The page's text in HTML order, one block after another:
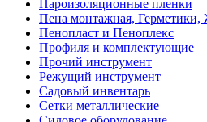
Пароизоляционные пленки
Пена монтажная, Герметики,
Пенопласт и Пеноплекс
Профиля и комплектующие
Прочий инструмент
Режущий инструмент
Садовый инвентарь
Сетки металлические